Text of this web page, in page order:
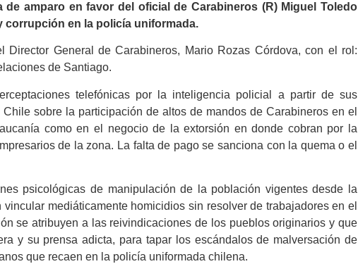
amparo en favor del oficial de Carabineros (R) Miguel Toledo
en la policía uniformada.
Director General de Carabineros, Mario Rozas Córdova, con el rol:
de Santiago.
telefónicas por la inteligencia policial a partir de sus
sobre la participación de altos de mandos de Carabineros en el
como en el negocio de la extorsión en donde cobran por la
de la zona. La falta de pago se sanciona con la quema o el
psicológicas de manipulación de la población vigentes desde la
mediáticamente homicidios sin resolver de trabajadores en el
se atribuyen a las reivindicaciones de los pueblos originarios y que
y su prensa adicta, para tapar los escándalos de malversación de
que recaen en la policía uniformada chilena.